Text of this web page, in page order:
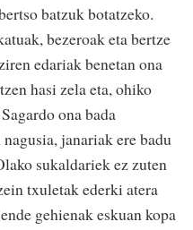
batzuk botatzeko.
bezeroak eta bertze
edariak benetan ona
hasi zela eta, ohiko
ona bada
janariak ere badu
sukaldariek ez zuten
txuletak ederki atera
gehienak eskuan kopa